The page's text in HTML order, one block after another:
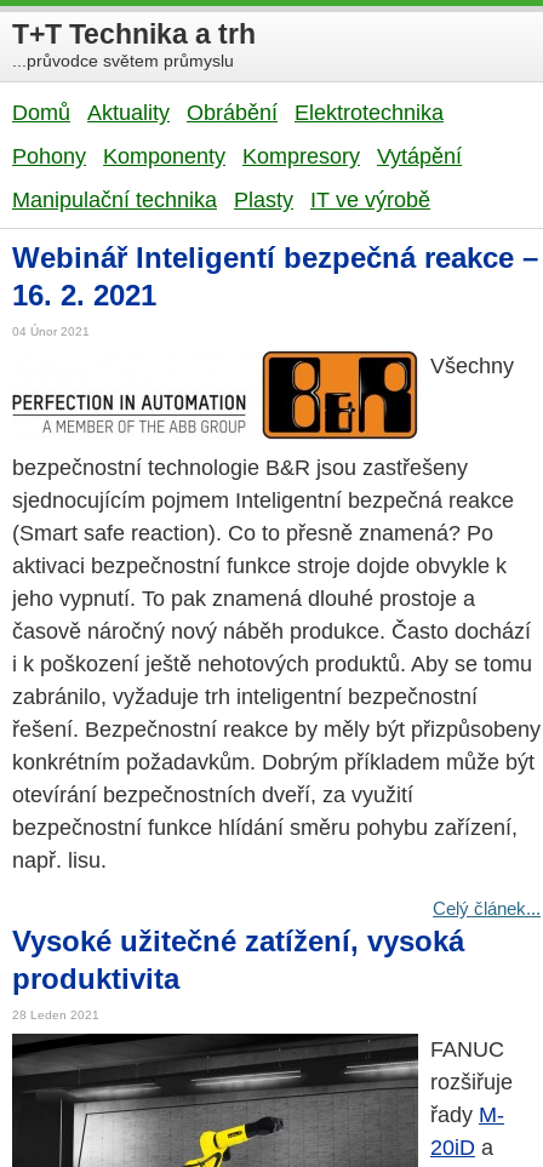
T+T Technika a trh
...průvodce světem průmyslu
Domů Aktuality Obrábění
Elektrotechnika
Pohony
Komponenty Kompresory
Vytápění
Manipulační technika
Plasty IT ve výrobě
Webinář Inteligentí bezpečná reakce –
16. 2. 2021
04 Únor 2021
Všechny
bezpečnostní technologie B&R jsou zastřešeny
sjednocujícím pojmem Inteligentní bezpečná reakce
(Smart safe reaction). Co to přesně znamená? Po
aktivaci bezpečnostní funkce stroje dojde obvykle k
jeho vypnutí. To pak znamená dlouhé prostoje a
časově náročný nový náběh produkce. Často dochází
i k poškození ještě nehotových produktů. Aby se tomu
zabránilo, vyžaduje trh inteligentní bezpečnostní
řešení. Bezpečnostní reakce by měly být přizpůsobeny
konkrétním požadavkům. Dobrým příkladem může být
otevírání bezpečnostních dveří, za využití
bezpečnostní funkce hlídání směru pohybu zařízení,
např. lisu.
Celý článek...
Vysoké užitečné zatížení, vysoká
produktivita
28 Leden 2021
FANUC
rozšiřuje
řady M-
20iD a